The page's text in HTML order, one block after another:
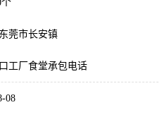
个
莞市长安镇
工厂食堂承包电话
08